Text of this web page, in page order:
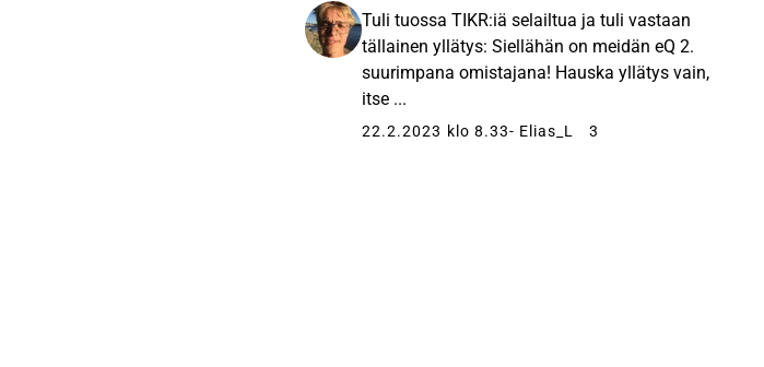
Tuli tuossa TIKR:iä selailtua ja tuli vastaan
tällainen yllätys: Siellähän on meidän eQ 2.
suurimpana omistajana! Hauska yllätys vain,
itse ...
22.2.2023 klo 8.33- Elias_L 3